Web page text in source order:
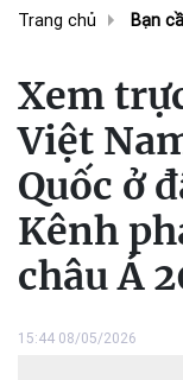
Trang chủ Bạn
Xem
Việt
Quốc ở
Kênh
châu Á
15:44 08/05/2026